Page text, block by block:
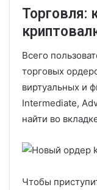
Торговля:
Всего
торговых
виртуальных и
Intermediate,
найти во
Чтобы